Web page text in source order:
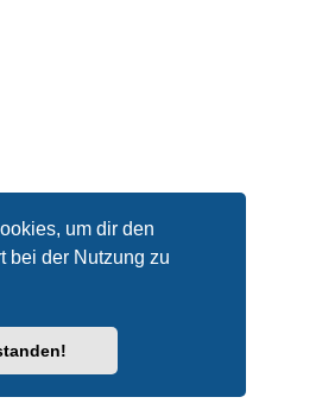
um dir den
bei der Nutzung zu